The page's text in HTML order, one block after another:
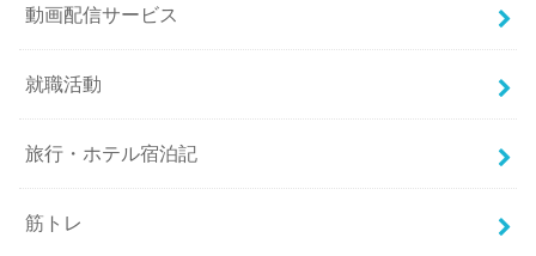
動画配信サービス
就職活動
旅行・ホテル宿泊記
筋トレ